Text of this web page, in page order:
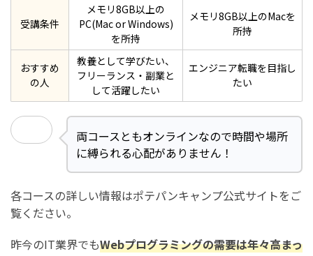
受講条件
メモリ8GB以上の
PC(Mac or Windows)
を所持
メモリ8GB以上のMacを
所持
おすすめ
の人
教養として学びたい、
フリーランス・副業と
して活躍したい
エンジニア転職を目指し
たい
両コースともオンラインなので時間や場所
に縛られる心配がありません！
各コースの詳しい情報はポテパンキャンプ公式サイトをご
覧ください。
昨今のIT業界でもWebプログラミングの需要は年々高まっ